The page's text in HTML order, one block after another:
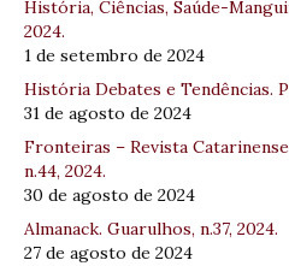
História, Ciências, Saúde-
2024.
1 de setembro de 2024
História Debates e Tendências.
31 de agosto de 2024
Fronteiras – Revista
n.44, 2024.
30 de agosto de 2024
Almanack. Guarulhos, n.37, 2024.
27 de agosto de 2024